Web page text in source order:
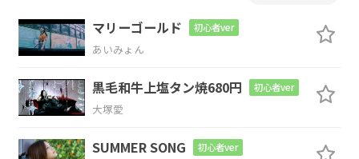
Cadd9 Bm7 Am7
G
マリーゴールド 初心者ver
あいみょん
黒毛和牛上塩タン焼680円 初心者ver
大塚愛
SUMMER SONG 初心者ver